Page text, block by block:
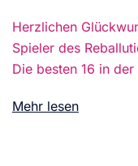
Herzlichen
Spieler des
Die besten 16 in
Mehr lesen